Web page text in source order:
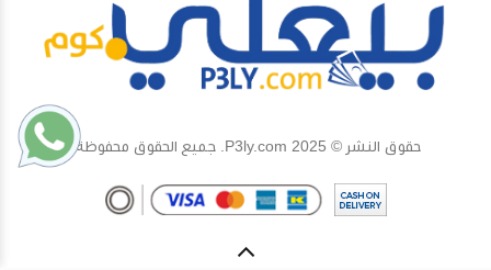
حقوق النشر © 2025 P3ly.com. جميع الحقوق محفوظة.